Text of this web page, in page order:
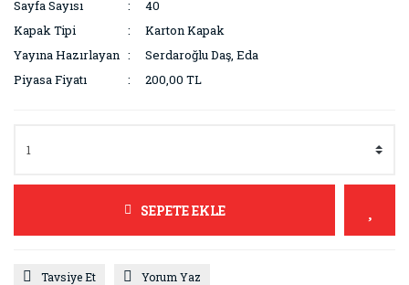
Sayfa Sayısı
40
Kapak Tipi
Karton Kapak
Yayına Hazırlayan
Serdaroğlu Daş, Eda
Piyasa Fiyatı
200,00 TL
SEPETE EKLE
Tavsiye Et Yorum Yaz